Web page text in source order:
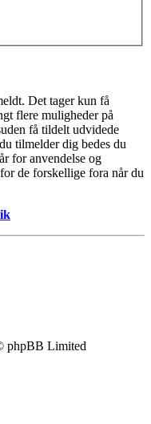
Det tager kun få
flere muligheder på
få tildelt udvidede
tilmelder dig bedes du
for anvendelse og
de forskellige fora når du
phpBB Limited